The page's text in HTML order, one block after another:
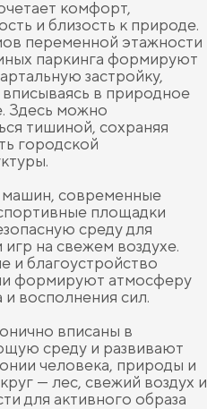
комфорт,
и близость к природе.
переменной этажности
паркинга формируют
застройку,
в природное
Здесь можно
тишиной, сохраняя
городской
современные
площадки
среду для
игр на свежем воздухе.
и благоустройство
формируют атмосферу
и восполнения сил.
вписаны в
среду и развивают
человека, природы и
— лес, свежий воздух и
для активного образа